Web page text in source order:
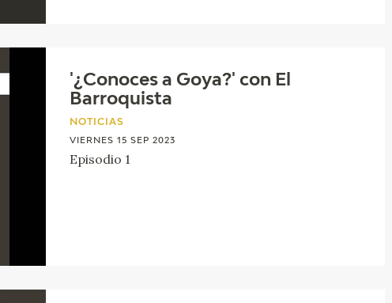
'¿Conoces a Goya?' con El
Barroquista
NOTICIAS
VIERNES 15 SEP 2023
Episodio 1